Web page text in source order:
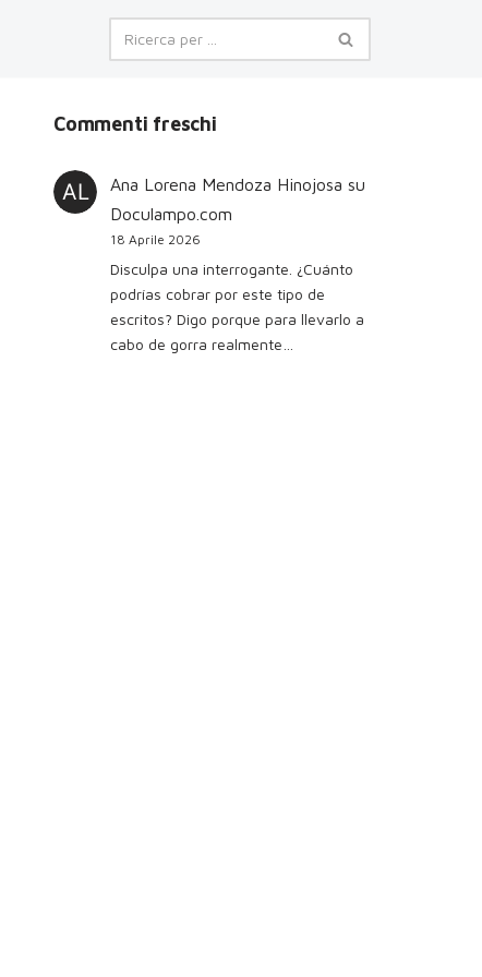
Commenti freschi
Ana Lorena Mendoza Hinojosa su
Doculampo.com
18 Aprile 2026
Disculpa una interrogante. ¿Cuánto
podrías cobrar por este tipo de
escritos? Digo porque para llevarlo a
cabo de gorra realmente…